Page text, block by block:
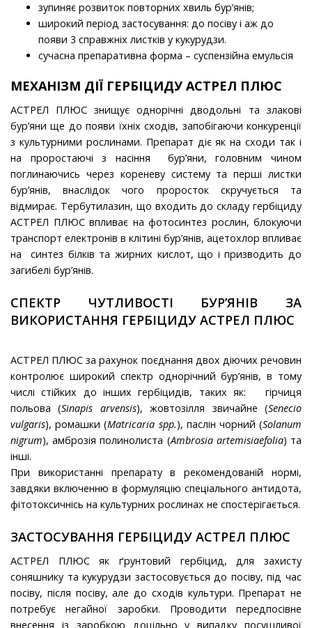
зупиняє розвиток повторних хвиль бур’янів;
широкий період застосування: до посіву і аж до
появи 3 справжніх листків у кукурудзи.
сучасна препаративна форма – суспензійна емульсія
МЕХАНІЗМ ДІЇ ГЕРБІЦИДУ АСТРЕЛ ПЛЮС
АСТРЕЛ ПЛЮС знищує однорічні дводольні та злакові
бур’яни ще до появи їхніх сходів, запобігаючи конкуренції
з культурними рослинами. Препарат діє як на сходи так і
на проростаючі з насіння бур’яни, головним чином
поглинаючись через кореневу систему та перші листки
бур’янів, внаслідок чого проросток скручується та
відмирає. Тербутилазин, що входить до складу гербіциду
АСТРЕЛ ПЛЮС впливає на фотосинтез рослин, блокуючи
транспорт електронів в клітині бур’янів, ацетохлор впливає
на синтез білків та жирних кислот, що і призводить до
загибелі бур’янів.
СПЕКТР ЧУТЛИВОСТІ БУР’ЯНІВ ЗА
ВИКОРИСТАННЯ ГЕРБІЦИДУ АСТРЕЛ ПЛЮС
АСТРЕЛ ПЛЮС за рахунок поєднання двох діючих речовин
контролює широкий спектр однорічний бур’янів, в тому
числі стійких до інших гербіцидів, таких як: гірчиця
польова (Sinapis arvensis), жовтозілля звичайне (Senecio
vulgaris), ромашки (Matricaria spp.), паслін чорний (Solanum
nigrum), амброзія полинолиста (Ambrosia artemisiaefolia) та
інші.
При використанні препарату в рекомендованій нормі,
завдяки включенню в формуляцію спеціального антидота,
фітотоксичнісь на культурних рослинах не спостерігається.
ЗАСТОСУВАННЯ ГЕРБІЦИДУ АСТРЕЛ ПЛЮС
АСТРЕЛ ПЛЮС як ґрунтовий гербіцид, для захисту
соняшнику та кукурудзи застосовується до посіву, під час
посіву, після посіву, але до сходів культури. Препарат не
потребує негайної заробки. Проводити передпосівне
внесення із заробкою доцільно у випадку посушливої